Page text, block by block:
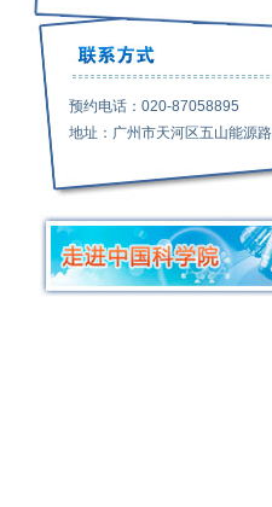
预约电话：020-87058895
地址：广州市天河区五山能源